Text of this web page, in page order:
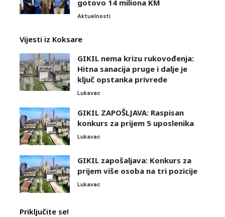
gotovo 14 miliona KM
Aktuelnosti
Vijesti iz Koksare
GIKIL nema krizu rukovođenja:
Hitna sanacija pruge i dalje je
ključ opstanka privrede
Lukavac
GIKIL ZAPOŠLJAVA: Raspisan
konkurs za prijem 5 uposlenika
Lukavac
GIKIL zapošaljava: Konkurs za
prijem više osoba na tri pozicije
Lukavac
Priključite se!